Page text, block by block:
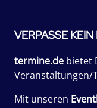
VERPASSE
termine.de bietet
Veranstaltungen/
Mit unseren